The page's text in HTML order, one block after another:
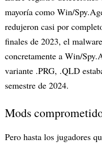
mayoría como Win/
redujeron casi por
finales de 2023, el
concretamente a Win/
variante .PRG, .QLD
semestre de 2024.
Mods
Pero hasta los jugadores